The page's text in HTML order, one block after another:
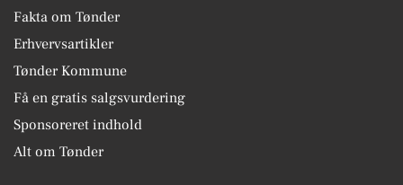
Fakta om Tønder
Erhvervsartikler
Tønder Kommune
Få en gratis salgsvurdering
Sponsoreret indhold
Alt om Tønder